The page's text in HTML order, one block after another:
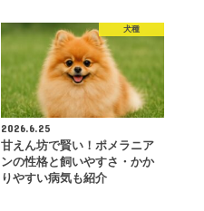
犬種
2026.6.25
甘えん坊で賢い！ポメラニア
ンの性格と飼いやすさ・かか
りやすい病気も紹介